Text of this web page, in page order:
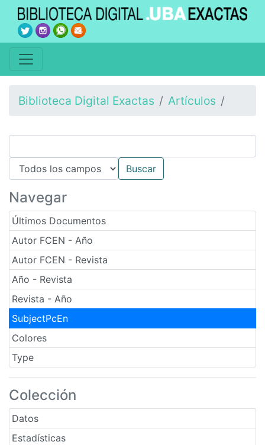
Biblioteca Digital Exactas Artículos
Navegar
Últimos Documentos
Autor FCEN - Año
Autor FCEN - Revista
Año - Revista
Revista - Año
SubjectPcEn
Colores
Type
Colección
Datos
Estadísticas